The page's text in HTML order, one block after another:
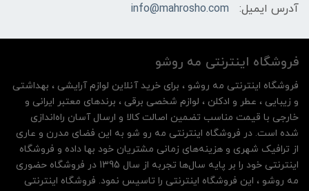
آدرس ایمیل:
info@mahrosho.com
فروشگاه اینترنتی مه‌ رو‌شو
فروشگاه اینترنتی مه‌ رو‌شو ، برای خرید آنلاین لوازم آرایشی ، بهداشتی
و زیبایی ، عطر و ادکلن ، لوازم شخصی برقی ، برندهای معتبر ایرانی و
خارجی با قیمت مناسب تضمین اصالت کالا و ارسال آسان راه‌اندازی
شده است. در فروشگاه اینترنتی مه رو شو به این فضای مدرن و عاری
از ترافیک شهری و هزینه‌های زمانی مشتریان خود بها داده و فروشگاه
اینترنتی خود را بر پایه سال‌ها تجربه از سال 1395 در فروشگاه حضوری
مه روشو ، این فروشگاه اینترنتی را تاسیس نمود. فروشگاه اینترنتی